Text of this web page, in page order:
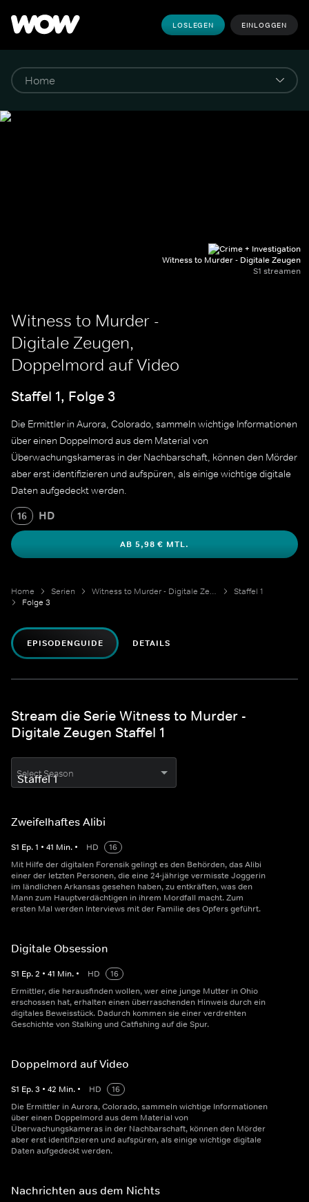
LOSLEGEN EINLOGGEN
Witness to Murder - Digitale Zeugen
S1 streamen
Witness to Murder -
Digitale Zeugen,
Doppelmord auf Video
Staffel 1, Folge 3
Die Ermittler in Aurora, Colorado, sammeln wichtige Informationen
über einen Doppelmord aus dem Material von
Überwachungskameras in der Nachbarschaft, können den Mörder
aber erst identifizieren und aufspüren, als einige wichtige digitale
Daten aufgedeckt werden.
16 HD
AB 5,98 € MTL.
Home Serien Witness to Murder - Digitale Zeugen
Staffel 1
Folge 3
EPISODENGUIDE DETAILS
Stream die Serie Witness to Murder -
Digitale Zeugen Staffel 1
Select Season
Zweifelhaftes Alibi
S1 Ep.1 • 41 Min. • HD
16
Mit Hilfe der digitalen Forensik gelingt es den Behörden, das Alibi
einer der letzten Personen, die eine 24-jährige vermisste Joggerin
im ländlichen Arkansas gesehen haben, zu entkräften, was den
Mann zum Hauptverdächtigen in ihrem Mordfall macht. Zum
ersten Mal werden Interviews mit der Familie des Opfers geführt.
Digitale Obsession
S1 Ep.2 • 41 Min. • HD
16
Ermittler, die herausfinden wollen, wer eine junge Mutter in Ohio
erschossen hat, erhalten einen überraschenden Hinweis durch ein
digitales Beweisstück. Dadurch kommen sie einer verdrehten
Geschichte von Stalking und Catfishing auf die Spur.
Doppelmord auf Video
S1 Ep.3 • 42 Min. • HD
16
Die Ermittler in Aurora, Colorado, sammeln wichtige Informationen
über einen Doppelmord aus dem Material von
Überwachungskameras in der Nachbarschaft, können den Mörder
aber erst identifizieren und aufspüren, als einige wichtige digitale
Daten aufgedeckt werden.
Nachrichten aus dem Nichts